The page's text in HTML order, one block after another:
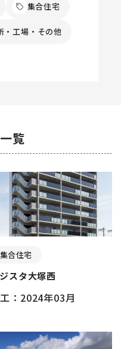
集合住宅
・工場・その他
覧
集合住宅
スタ大塚西
：2024年03月